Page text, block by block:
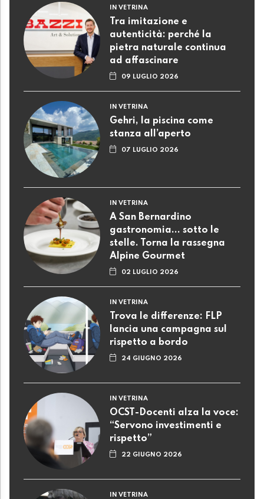
IN VETRINA
Tra imitazione e
autenticità: perché la
pietra naturale continua
ad affascinare
09 LUGLIO 2026
IN VETRINA
Gehri, la piscina come
stanza all’aperto
07 LUGLIO 2026
IN VETRINA
A San Bernardino
gastronomia... sotto le
stelle. Torna la rassegna
Alpine Gourmet
02 LUGLIO 2026
IN VETRINA
Trova le differenze: FLP
lancia una campagna sul
rispetto a bordo
24 GIUGNO 2026
IN VETRINA
OCST-Docenti alza la voce:
“Servono investimenti e
rispetto”
22 GIUGNO 2026
IN VETRINA